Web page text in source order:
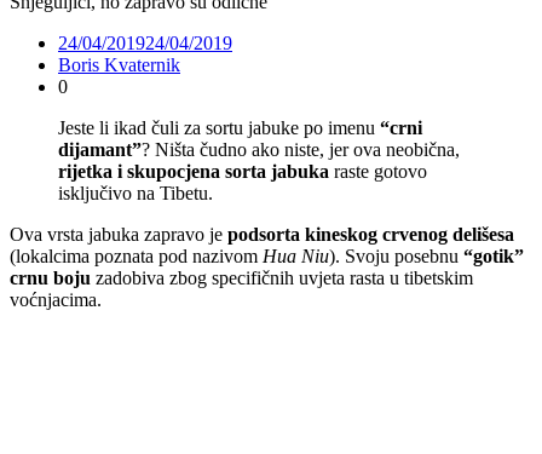
24/04/201924/04/2019
Boris Kvaternik
0
Jeste li ikad čuli za sortu jabuke po imenu “crni
dijamant”? Ništa čudno ako niste, jer ova neobična,
rijetka i skupocjena sorta jabuka raste gotovo
isključivo na Tibetu.
Ova vrsta jabuka zapravo je podsorta kineskog crvenog delišesa
(lokalcima poznata pod nazivom Hua Niu). Svoju posebnu “gotik”
crnu boju zadobiva zbog specifičnih uvjeta rasta u tibetskim
voćnjacima.